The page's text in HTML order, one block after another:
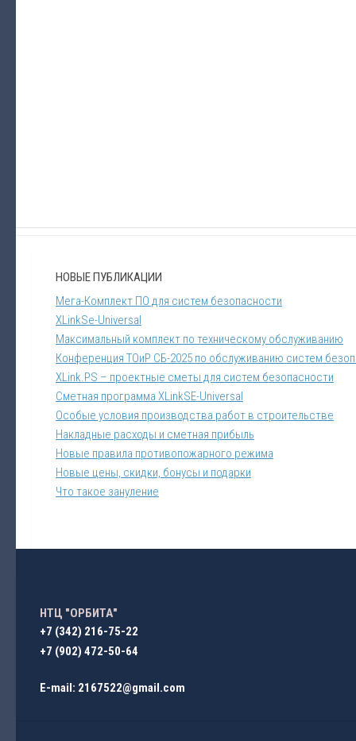
НОВЫЕ ПУБЛИКАЦИИ
Мега-Комплект ПО для систем безопасности
XLinkSe-Universal
Максимальный комплект по техническому обслуживанию
Конференция ТОиР СБ-2025 по обслуживанию систем
XLink.PS – проектные сметы для систем безопасности
Сметная программа XLinkSE-Universal
Особые условия производства работ в строительстве
Накладные расходы и сметная прибыль
Новые правила противопожарного режима
Новые цены, скидки, бонусы и подарки
Что такое зануление
НТЦ "ОРБИТА"
+7 (342) 216-75-22
+7 (902) 472-50-64
E-mail: 2167522@gmail.com